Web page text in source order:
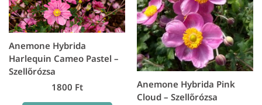
Anemone Hybrida
Harlequin Cameo Pastel –
Szellőrózsa
1800 Ft
Anemone Hybrida Pink
Cloud – Szellőrózsa